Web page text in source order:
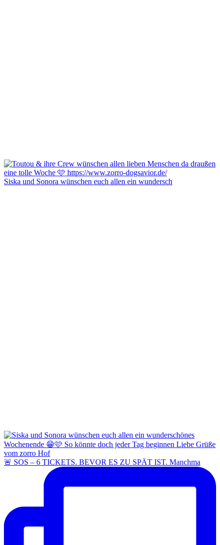
Siska und Sonora wünschen euch allen ein wundersch
🚨 SOS – 6 TICKETS. BEVOR ES ZU SPÄT IST. Manchma